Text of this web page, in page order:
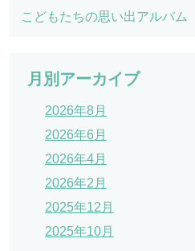
こどもたちの思い出アルバム
月別アーカイブ
2026年8月
2026年6月
2026年4月
2026年2月
2025年12月
2025年10月